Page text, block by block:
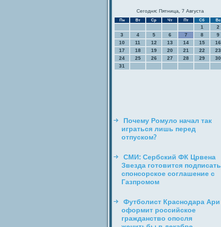
Сегодня: Пятница, 7 Августа
Пн Вт Ср Чт Пт Сб Вс
1
2
3
4 5 6 7 8
9
10
11 12 13 14 15
16
17
18 19 20 21 22
23
24
25 26 27 28 29
30
31
Почему Ромуло начал так
играться лишь перед
отпуском?
СМИ: Сербский ФК Црвена
Звезда готовится подписать
спонсорское соглашение с
Газпромом
Футболист Краснодара Ари
оформит российское
гражданство опосля